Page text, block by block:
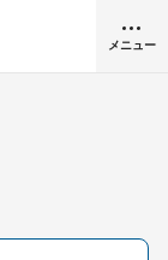
メニュー